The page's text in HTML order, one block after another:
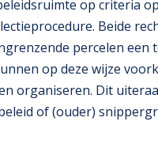
op criteria
Beide
percelen een
op deze wijze
organiseren. Dit
of (ouder)